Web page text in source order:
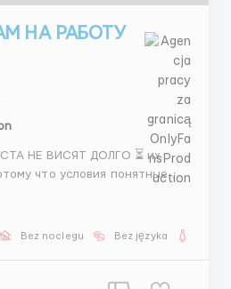
НА РАБОТУ
5/2 + 2 субботы
Bez noclegu Bez języka